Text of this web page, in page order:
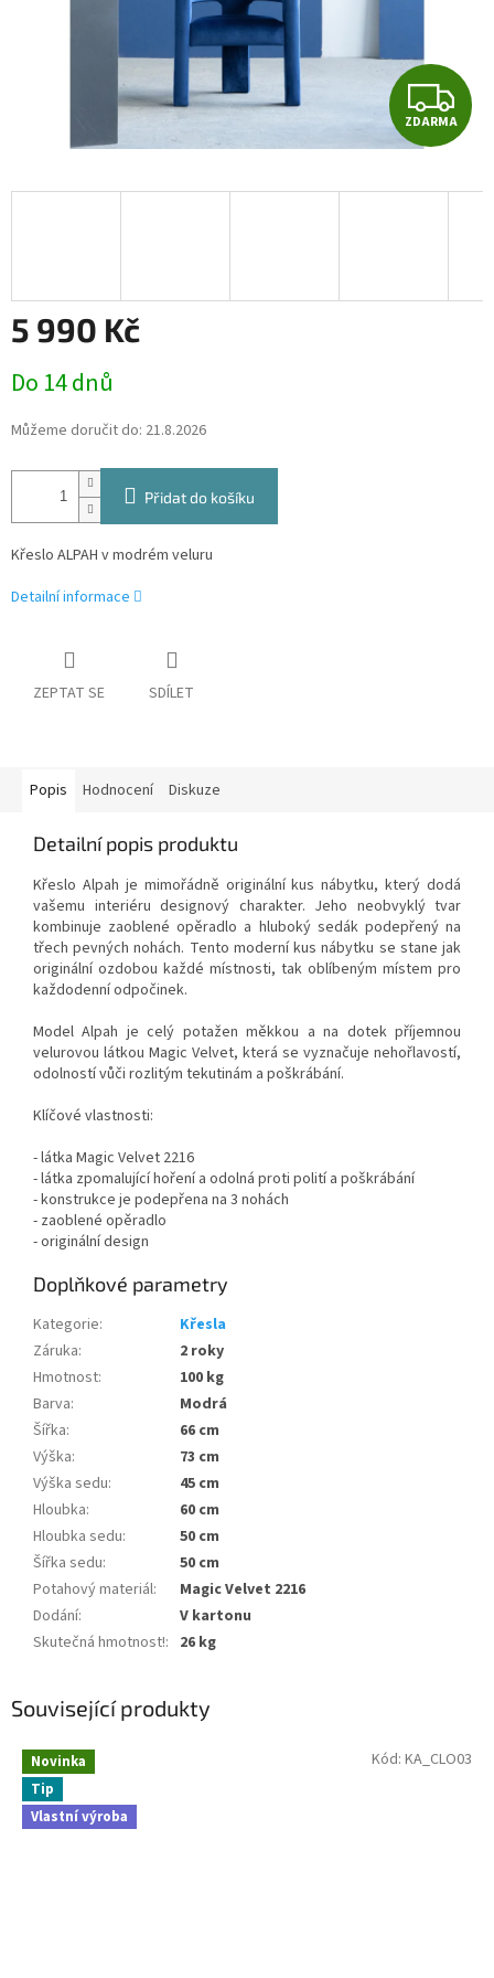
Z
D
A
ZDARMA
5 990 Kč
cena:
Do 14 dnů
Můžeme doručit do: 21.8.2026
Přidat do košíku
Křeslo ALPAH v modrém veluru
Detailní informace
ZEPTAT SE SDÍLET
Popis Hodnocení Diskuze
Detailní popis produktu
Křeslo Alpah je mimořádně originální kus nábytku, který dodá
vašemu interiéru designový charakter. Jeho neobvyklý tvar
kombinuje zaoblené opěradlo a hluboký sedák podepřený na
třech pevných nohách. Tento moderní kus nábytku se stane jak
originální ozdobou každé místnosti, tak oblíbeným místem pro
každodenní odpočinek.
Model Alpah je celý potažen měkkou a na dotek příjemnou
velurovou látkou Magic Velvet, která se vyznačuje nehořlavostí,
odolností vůči rozlitým tekutinám a poškrábání.
Klíčové vlastnosti:
- látka Magic Velvet 2216
- látka zpomalující hoření a odolná proti polití a poškrábání
- konstrukce je podepřena na 3 nohách
- zaoblené opěradlo
- originální design
Doplňkové parametry
Kategorie:
Křesla
Záruka:
2 roky
Hmotnost:
100 kg
Barva:
Modrá
Šířka:
66 cm
Výška:
73 cm
Výška sedu:
45 cm
Hloubka:
60 cm
Hloubka sedu:
50 cm
Šířka sedu:
50 cm
Potahový materiál:
Magic Velvet 2216
Dodání:
V kartonu
Skutečná hmotnost!: 26 kg
Související produkty
Novinka
Tip
Vlastní výroba
Kód: KA_CLO03